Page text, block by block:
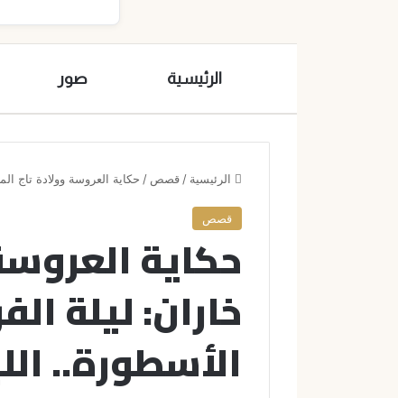
الرئيسية صور
الرئيسية / قصص / حكاية العروسة وولادة تاج
قصص
حكاية
خاران: ليلة
الأسطورة..